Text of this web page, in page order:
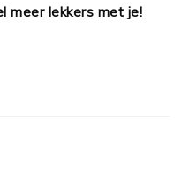
meer lekkers met je!